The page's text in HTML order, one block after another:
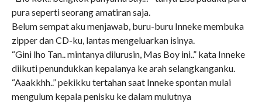
pura seperti seorang amatiran saja.
Belum sempat aku menjawab, buru-buru Inneke membuka
zipper dan CD-ku, lantas mengeluarkan isinya.
“Gini lho Tan.. mintanya dilurusin, Mas Boy ini..” kata Inneke
diikuti penundukkan kepalanya ke arah selangkanganku.
“Aaakkhh..” pekikku tertahan saat Inneke spontan mulai
mengulum kepala penisku ke dalam mulutnya